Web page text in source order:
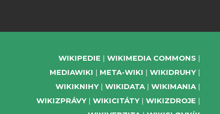
WIKIPEDIE
WIKIMEDIA COMMONS
MEDIAWIKI
META-WIKI
WIKIDRUHY
WIKIKNIHY
WIKIDATA
WIKIMANIA
WIKIZPRÁVY
WIKICITÁTY
WIKIZDROJE